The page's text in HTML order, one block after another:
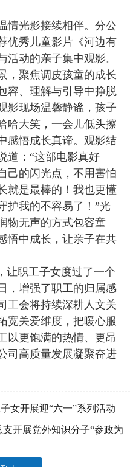
光影接续相伴。分公
优秀儿童影片《河边有
活动的亲子集中观影。
，聚焦调皮孩童的成长
容、理解与引导中挣脱
影现场温馨静谧，孩子
哈大笑，一会儿低头擦
感悟成长真谛。观影结
道：“这部电影真好
己的闪光点，不用害怕
就是最棒的！我也更懂
护我的不容易了！”光
物无声的方式包容童
悟中成长，让亲子在共
职工子女度过了一个
，增强了职工的归属感
工会将持续深耕人文关
宽关爱维度，把暖心服
以更饱满的热情、更昂
司高质量发展凝聚奋进
女开展迎“六一”系列活动
开展党外知识分子“参政为